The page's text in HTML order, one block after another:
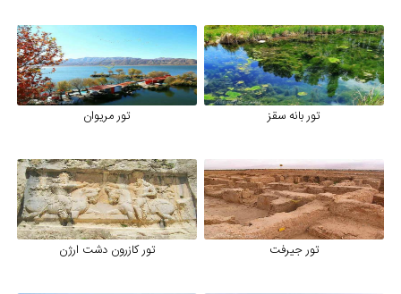
تور بانه سقز تور مریوان
تور جیرفت تور کازرون دشت ارژن